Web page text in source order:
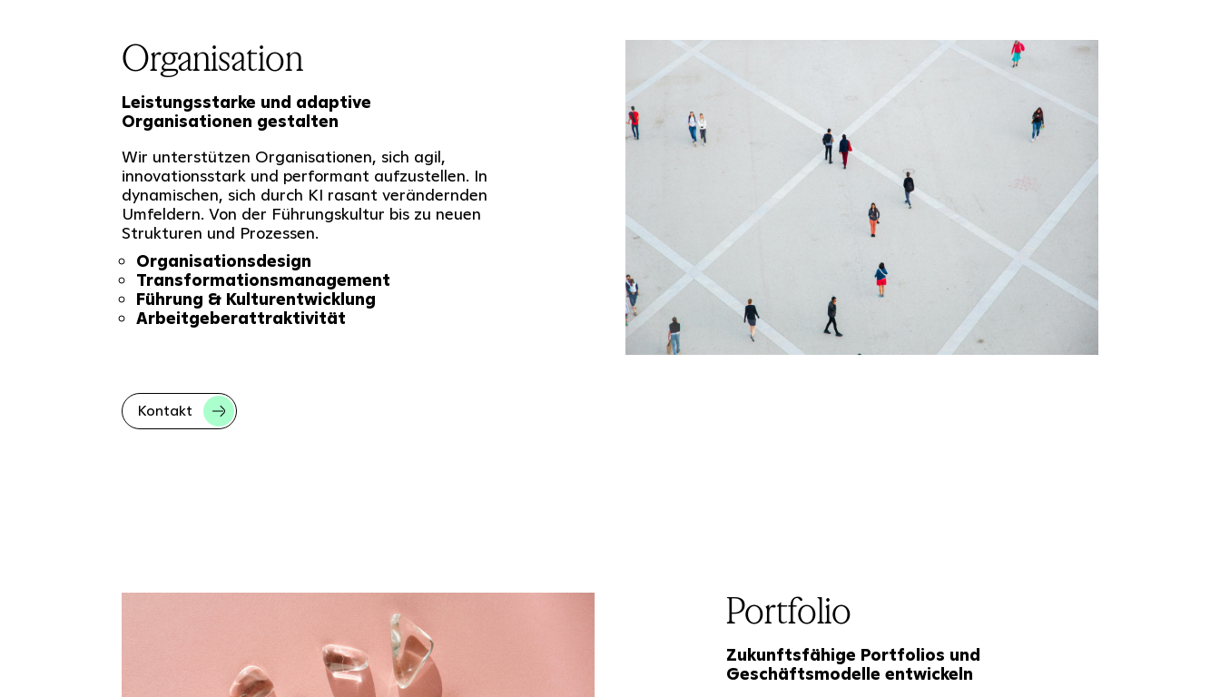
Organisation
Leistungsstarke und adaptive
Organisationen gestalten
Wir unterstützen Organisationen, sich agil,
innovationsstark und performant aufzustellen. In
dynamischen, sich durch KI rasant verändernden
Umfeldern. Von der Führungskultur bis zu neuen
Strukturen und Prozessen.
Organisationsdesign
Transformationsmanagement
Führung & Kulturentwicklung
Arbeitgeberattraktivität
Kontakt
Portfolio
Zukunftsfähige Portfolios und
Geschäftsmodelle entwickeln